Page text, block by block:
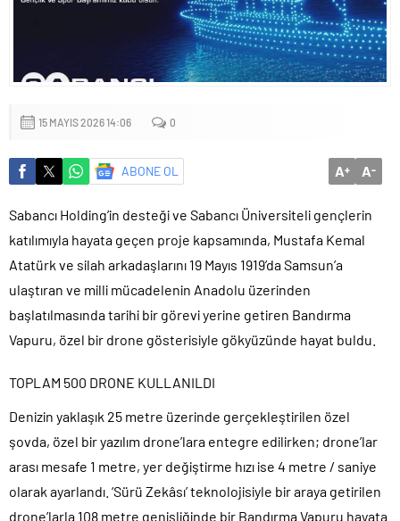
Başkan Altay: ‘Bosna Hersek Mahallemizdeki Fera Şubemizi
bu yıl itibariyle açmayı planlıyoruz’
15 MAYIS 2026 14:06 0
ABONE OL A+ A-
Sabancı Holding’in desteği ve Sabancı Üniversiteli gençlerin
katılımıyla hayata geçen proje kapsamında, Mustafa Kemal
Atatürk ve silah arkadaşlarını 19 Mayıs 1919’da Samsun’a
ulaştıran ve milli mücadelenin Anadolu üzerinden
başlatılmasında tarihi bir görevi yerine getiren Bandırma
Vapuru, özel bir drone gösterisiyle gökyüzünde hayat buldu.
TOPLAM 500 DRONE KULLANILDI
Denizin yaklaşık 25 metre üzerinde gerçekleştirilen özel
şovda, özel bir yazılım drone’lara entegre edilirken; drone’lar
arası mesafe 1 metre, yer değiştirme hızı ise 4 metre / saniye
olarak ayarlandı. ‘Sürü Zekâsı’ teknolojisiyle bir araya getirilen
drone’larla 108 metre genişliğinde bir Bandırma Vapuru hayata